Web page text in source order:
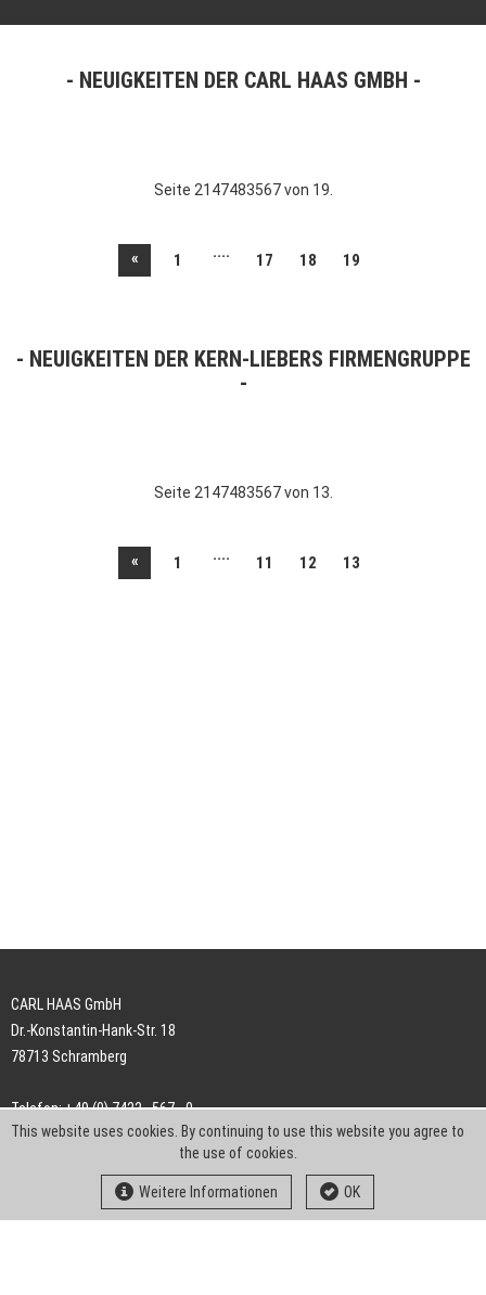
NEUIGKEITEN DER CARL HAAS GMBH
Seite 2147483567 von 19.
« 1 .... 17 18 19
NEUIGKEITEN DER KERN-LIEBERS FIRMENGRUPPE
Seite 2147483567 von 13.
« 1 .... 11 12 13
CARL HAAS GmbH
Dr.-Konstantin-Hank-Str. 18
78713 Schramberg
Telefon: +49 (0) 7422 . 567 - 0
Telefax: +49 (0) 7422 . 567 - 239
info-ch@kern-liebers.com
This website uses cookies. By continuing to use this website you agree to
the use of cookies.
Weitere Informationen OK